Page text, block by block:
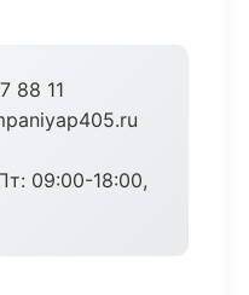
88 11
09:00-18:00,